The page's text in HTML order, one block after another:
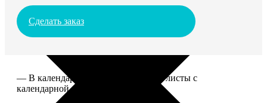
Сделать заказ
— В календаре 13 листов: обложка+листы с
календарной сеткой.